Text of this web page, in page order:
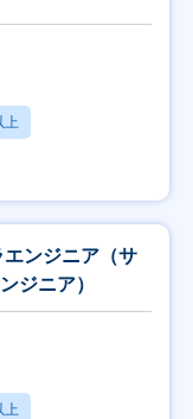
上
ンジニア（サ
ジニア）
上